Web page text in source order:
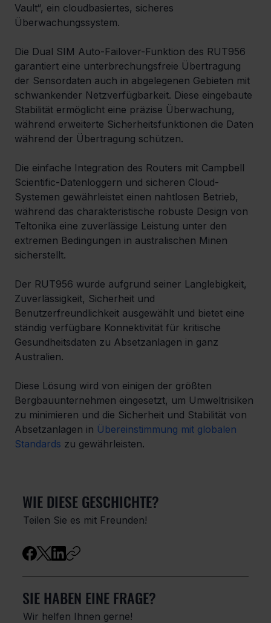
Vault“, ein cloudbasiertes, sicheres
Überwachungssystem.
Die Dual SIM Auto-Failover-Funktion des RUT956
garantiert eine unterbrechungsfreie Übertragung
der Sensordaten auch in abgelegenen Gebieten mit
schwankender Netzverfügbarkeit. Diese eingebaute
Stabilität ermöglicht eine präzise Überwachung,
während erweiterte Sicherheitsfunktionen die Daten
während der Übertragung schützen.
Die einfache Integration des Routers mit Campbell
Scientific-Datenloggern und sicheren Cloud-
Systemen gewährleistet einen nahtlosen Betrieb,
während das charakteristische robuste Design von
Teltonika eine zuverlässige Leistung unter den
extremen Bedingungen in australischen Minen
sicherstellt.
Der RUT956 wurde aufgrund seiner Langlebigkeit,
Zuverlässigkeit, Sicherheit und
Benutzerfreundlichkeit ausgewählt und bietet eine
ständig verfügbare Konnektivität für kritische
Gesundheitsdaten zu Absetzanlagen in ganz
Australien.
Diese Lösung wird von einigen der größten
Bergbauunternehmen eingesetzt, um Umweltrisiken
zu minimieren und die Sicherheit und Stabilität von
Absetzanlagen in Übereinstimmung mit globalen
Standards zu gewährleisten.
WIE DIESE GESCHICHTE?
Teilen Sie es mit Freunden!
SIE HABEN EINE FRAGE?
Wir helfen Ihnen gerne!